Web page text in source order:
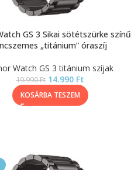
GS 3 Sikai sötétszürke színű
„titánium” óraszíj
Watch GS 3 titánium szíjak
19.990Ft 14.990 Ft
KOSÁRBA TESZEM